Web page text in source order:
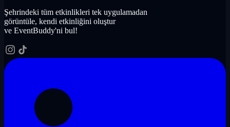
Şehrindeki tüm etkinlikleri tek uygulamadan
görüntüle, kendi etkinliğini oluştur
ve EventBuddy'ni bul!